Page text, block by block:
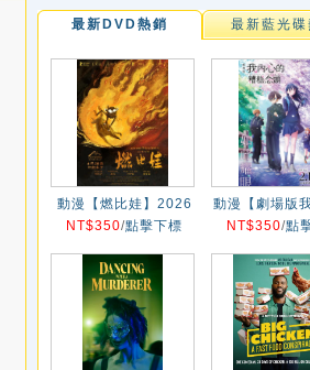
最新DVD熱銷 最新藍光
動漫【燃比娃】2026
年
NT$350/點擊下標
動漫【劇場版
糟糕念頭/我心
NT$350/點